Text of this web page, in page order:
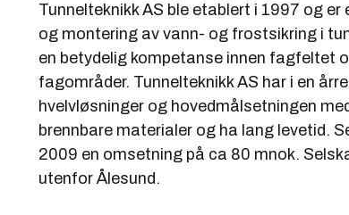
Tunnelteknikk AS ble etablert i 1997 og
og montering av vann- og frostsikring i
en betydelig kompetanse innen fagfeltet
fagområder. Tunnelteknikk AS har i en
hvelvløsninger og hovedmålsetningen
brennbare materialer og ha lang levetid.
2009 en omsetning på ca 80 mnok.
utenfor Ålesund.